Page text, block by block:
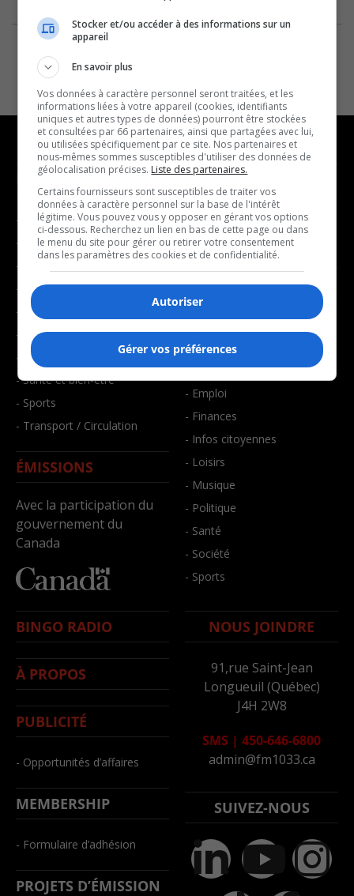
NOUVELLES
- Affaires municipales
- Communauté / Social
- Culture
- Économie
- Éducation
- Environnement
- Faits divers
- Santé et bien-être
- Sports
- Transport / Circulation
ÉMISSIONS
Avec la participation du
gouvernement du
Canada
MUSIQUE
- Décompte franco
- Joué récemment
BALADOS
- Art de vivre
- Bien-être
- Emploi
- Finances
- Infos citoyennes
- Loisirs
- Musique
- Politique
- Santé
- Société
- Sports
BINGO RADIO
À PROPOS
PUBLICITÉ
- Opportunités d’affaires
MEMBERSHIP
- Formulaire d’adhésion
PROJETS D’ÉMISSION
NOUS JOINDRE
91,rue Saint-Jean
Longueuil (Québec)
J4H 2W8
SMS | 450-646-6800
admin@fm1033.ca
SUIVEZ-NOUS
Stocker et/ou accéder à des informations sur un
appareil
En savoir plus
Vos données à caractère personnel seront traitées, et les
informations liées à votre appareil (cookies, identifiants
uniques et autres types de données) pourront être stockées
et consultées par 66 partenaires, ainsi que partagées avec lui,
ou utilisées spécifiquement par ce site. Nos partenaires et
nous-mêmes sommes susceptibles d'utiliser des données de
géolocalisation précises. Liste des partenaires.
Certains fournisseurs sont susceptibles de traiter vos
données à caractère personnel sur la base de l'intérêt
légitime. Vous pouvez vous y opposer en gérant vos options
ci-dessous. Recherchez un lien en bas de cette page ou dans
le menu du site pour gérer ou retirer votre consentement
dans les paramètres des cookies et de confidentialité.
Autoriser
Gérer vos préférences